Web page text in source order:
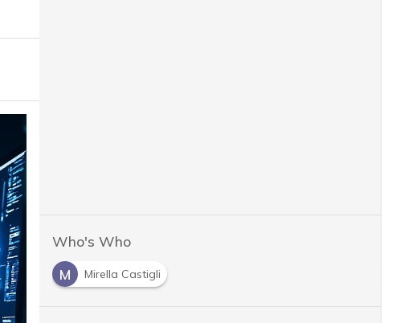
Who's Who
M
Mirella Castigli